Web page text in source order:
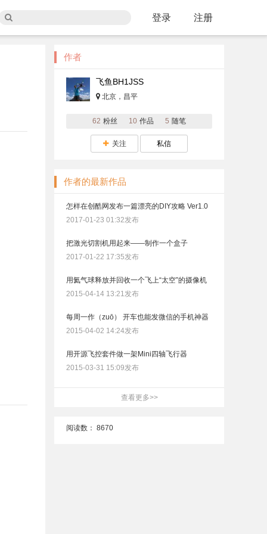
登录 注册
作者
飞鱼BH1JSS
北京，昌平
62 粉丝 10 作品 5 随笔
关注 私信
作者的最新作品
怎样在创酷网发布一篇漂亮的DIY攻略 Ver1.0
2017-01-23 01:32发布
把激光切割机用起来——制作一个盒子
2017-01-22 17:35发布
用氦气球释放并回收一个飞上“太空”的摄像机
2015-04-14 13:21发布
每周一作（zuō） 开车也能发微信的手机神器
2015-04-02 14:24发布
用开源飞控套件做一架Mini四轴飞行器
2015-03-31 15:09发布
查看更多>>
阅读数： 8670